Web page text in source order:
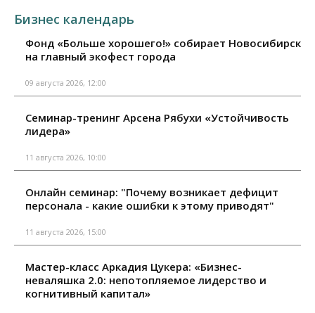
Бизнес календарь
Фонд «Больше хорошего!» собирает Новосибирск
на главный экофест города
09 августа 2026, 12:00
Семинар-тренинг Арсена Рябухи «Устойчивость
лидера»
11 августа 2026, 10:00
Онлайн семинар: "Почему возникает дефицит
персонала - какие ошибки к этому приводят"
11 августа 2026, 15:00
Мастер-класс Аркадия Цукера: «Бизнес-
неваляшка 2.0: непотопляемое лидерство и
когнитивный капитал»